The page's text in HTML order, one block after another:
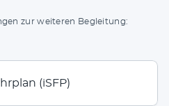
zur wei­te­ren Begleitung:
(iSFP)